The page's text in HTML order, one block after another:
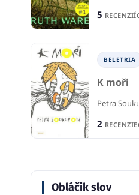
5 RECENZIÍ
BELETRIA
K moři
Petra
2 RECENZIE
Obláčik slov